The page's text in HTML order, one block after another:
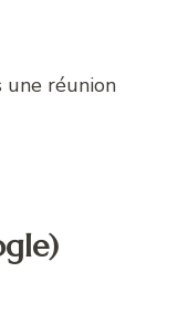
une réunion